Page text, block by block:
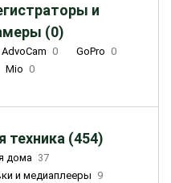
и
(0)
AdvoCam 0 GoPro 0
Mio 0
техника (454)
дома 37
и медиаплееры 9